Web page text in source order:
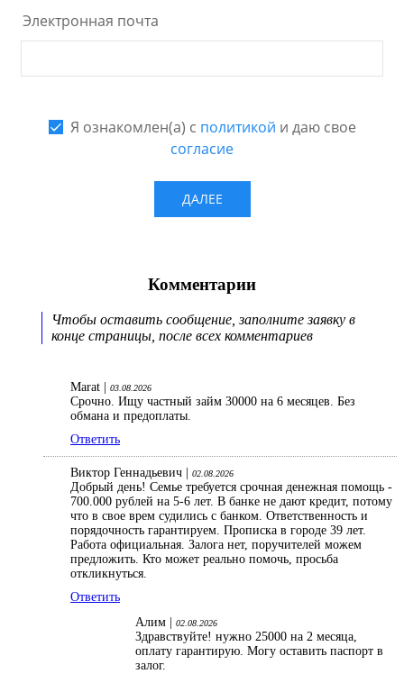
Комментарии
Чтобы оставить сообщение, заполните заявку в
конце страницы, после всех комментариев
Marat | 03.08.2026
Срочно. Ищу частный займ 30000 на 6 месяцев. Без
обмана и предоплаты.
Ответить
Виктор Геннадьевич | 02.08.2026
Добрый день! Семье требуется срочная денежная помощь -
700.000 рублей на 5-6 лет. В банке не дают кредит, потому
что в свое врем судились с банком. Ответственность и
порядочность гарантируем. Прописка в городе 39 лет.
Работа официальная. Залога нет, поручителей можем
предложить. Кто может реально помочь, просьба
откликнуться.
Ответить
Алим |
02.08.2026
Здравствуйте! нужно 25000 на 2 месяца,
оплату гарантирую. Могу оставить паспорт в
залог.